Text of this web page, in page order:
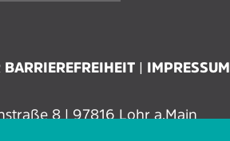
IMPRESSUM
8 | 97816 Lohr a.Main